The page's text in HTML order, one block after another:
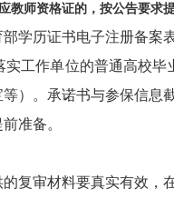
教师资格证的，按公告要求
历证书电子注册备案
工作单位的普通高校毕
）。承诺书与参保信息
准备。
审材料要真实有效，